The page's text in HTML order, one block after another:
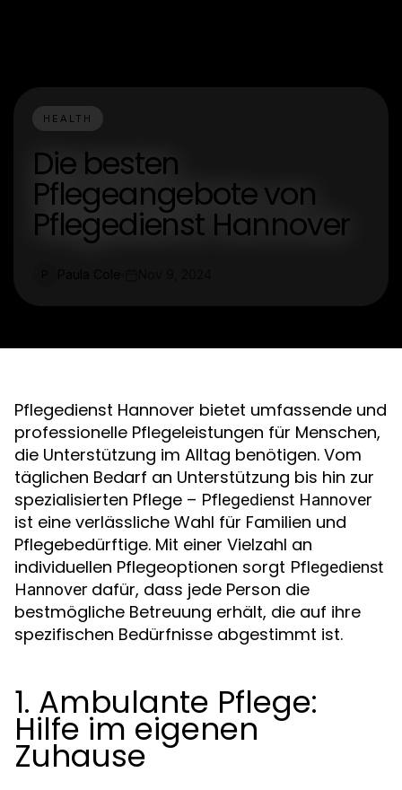
HEALTH
Die besten
Pflegeangebote von
Pflegedienst Hannover
Pflegedienst Hannover bietet umfassende und
professionelle Pflegeleistungen für Menschen,
die Unterstützung im Alltag benötigen. Vom
täglichen Bedarf an Unterstützung bis hin zur
spezialisierten Pflege – Pflegedienst Hannover
ist eine verlässliche Wahl für Familien und
Pflegebedürftige. Mit einer Vielzahl an
individuellen Pflegeoptionen sorgt Pflegedienst
Hannover dafür, dass jede Person die
bestmögliche Betreuung erhält, die auf ihre
spezifischen Bedürfnisse abgestimmt ist.
1. Ambulante Pflege:
Hilfe im eigenen
Zuhause